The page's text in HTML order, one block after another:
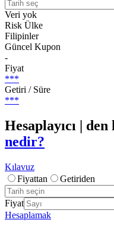
Veri yok
Risk Ülke
Filipinler
Güncel Kupon
-
Fiyat
***
Getiri / Süre
***
Hesaplayıcı |
nedir?
Kılavuz
Fiyattan
Getiriden
Fiyat
Hesaplamak